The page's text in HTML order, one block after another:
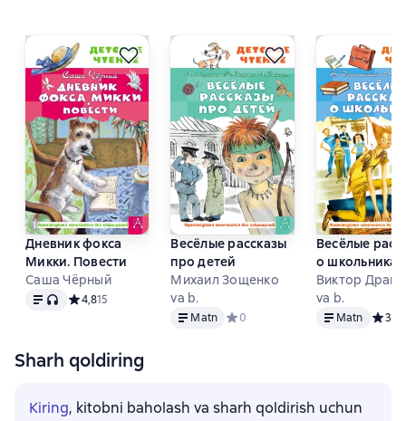
Дневник фокса
Микки. Повести
Саша Чёрный
Matn, audio format mavjud
Средний рейтинг 4,8 на основе 15 оценок
4,815
Весёлые рассказы
про детей
Михаил Зощенко
va b.
MatnMatn Средний рейтинг 0 на основе 0
0
Весёлые
о школьниках
Виктор
va b.
MatnMatn 3,5
Sharh qoldiring
Kiring, kitobni baholash va sharh qoldirish uchun